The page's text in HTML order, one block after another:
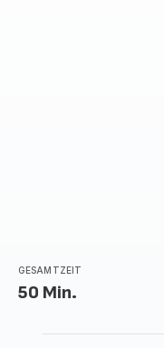
GESAMTZEIT
50 Min.